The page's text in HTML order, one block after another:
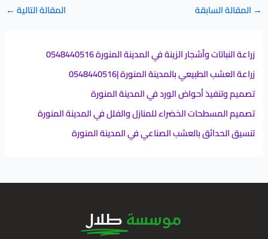
→ المقالة السابقة المقالة التالية ←
زراعة النباتات وأشجار الزينة في المدينة المنورة 0548440516
زراعة العشب الطبيعي بالمدينة المنورة |0548440516
تصميم وتنفيذ أحواض الورد في المدينة المنورة
تصميم المسطحات الخضراء للمنازل والفلل في المدينة المنورة
تنسيق الحدائق بالعشب الصناعي في المدينة المنورة
موسسة طلال